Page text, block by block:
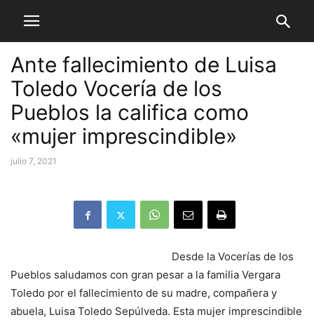
Ante fallecimiento de Luisa
Toledo Vocería de los
Pueblos la califica como
«mujer imprescindible»
julio 7, 2021
Desde la Vocerías de los
Pueblos saludamos con gran pesar a la familia Vergara
Toledo por el fallecimiento de su madre, compañera y
abuela, Luisa Toledo Sepúlveda. Esta mujer imprescindible